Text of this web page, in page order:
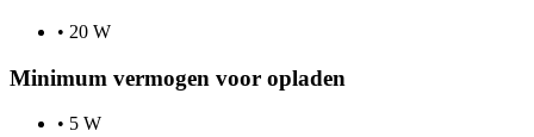
• 20 W
Minimum vermogen voor opladen
• 5 W